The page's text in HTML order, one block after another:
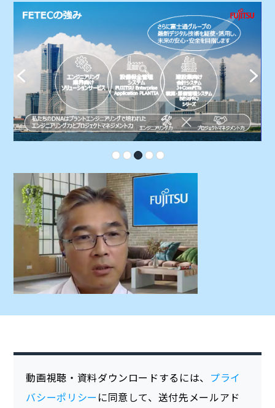
動画視聴・資料ダウンロードするには、 プライ
バシーポリシー に同意して、送付先メールアド